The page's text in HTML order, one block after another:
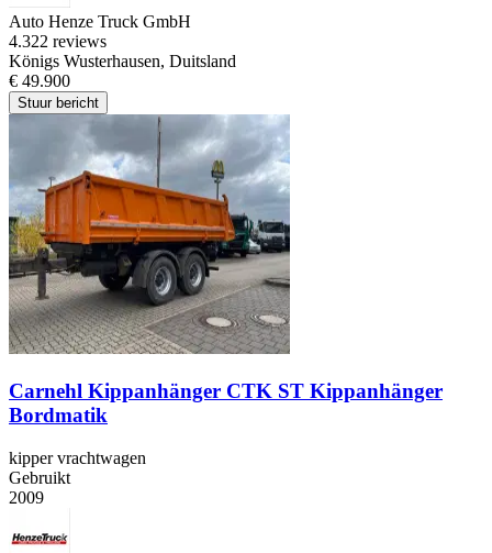
Auto Henze Truck GmbH
4.322 reviews
Königs Wusterhausen, Duitsland
€ 49.900
Stuur bericht
Carnehl Kippanhänger CTK ST Kippanhänger
Bordmatik
kipper vrachtwagen
Gebruikt
2009